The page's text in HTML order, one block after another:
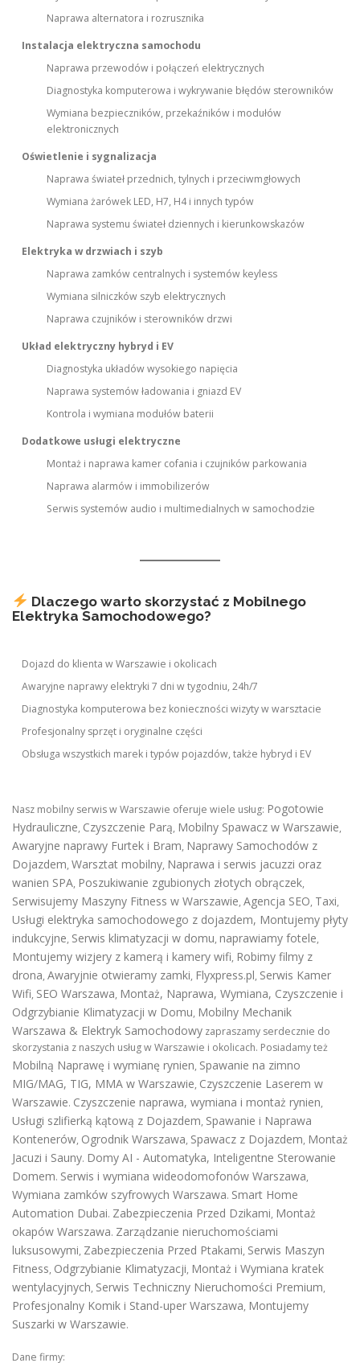
Naprawa alternatora i rozrusznika
Instalacja elektryczna samochodu
Naprawa przewodów i połączeń elektrycznych
Diagnostyka komputerowa i wykrywanie błędów sterowników
Wymiana bezpieczników, przekaźników i modułów
elektronicznych
Oświetlenie i sygnalizacja
Naprawa świateł przednich, tylnych i przeciwmgłowych
Wymiana żarówek LED, H7, H4 i innych typów
Naprawa systemu świateł dziennych i kierunkowskazów
Elektryka w drzwiach i szyb
Naprawa zamków centralnych i systemów keyless
Wymiana silniczków szyb elektrycznych
Naprawa czujników i sterowników drzwi
Układ elektryczny hybryd i EV
Diagnostyka układów wysokiego napięcia
Naprawa systemów ładowania i gniazd EV
Kontrola i wymiana modułów baterii
Dodatkowe usługi elektryczne
Montaż i naprawa kamer cofania i czujników parkowania
Naprawa alarmów i immobilizerów
Serwis systemów audio i multimedialnych w samochodzie
Dlaczego warto skorzystać z Mobilnego
Elektryka Samochodowego?
Dojazd do klienta w Warszawie i okolicach
Awaryjne naprawy elektryki 7 dni w tygodniu, 24h/7
Diagnostyka komputerowa bez konieczności wizyty w warsztacie
Profesjonalny sprzęt i oryginalne części
Obsługa wszystkich marek i typów pojazdów, także hybryd i EV
Nasz mobilny serwis w Warszawie oferuje wiele usług: Pogotowie
Hydrauliczne, Czyszczenie Parą, Mobilny Spawacz w Warszawie,
Awaryjne naprawy Furtek i Bram, Naprawy Samochodów z
Dojazdem, Warsztat mobilny, Naprawa i serwis jacuzzi oraz
wanien SPA, Poszukiwanie zgubionych złotych obrączek,
Serwisujemy Maszyny Fitness w Warszawie, Agencja SEO, Taxi,
Usługi elektryka samochodowego z dojazdem, Montujemy płyty
indukcyjne, Serwis klimatyzacji w domu, naprawiamy fotele,
Montujemy wizjery z kamerą i kamery wifi, Robimy filmy z
drona, Awaryjnie otwieramy zamki, Flyxpress.pl, Serwis Kamer
Wifi, SEO Warszawa, Montaż, Naprawa, Wymiana, Czyszczenie i
Odgrzybianie Klimatyzacji w Domu, Mobilny Mechanik
Warszawa & Elektryk Samochodowy zapraszamy serdecznie do
skorzystania z naszych usług w Warszawie i okolicach. Posiadamy też
Mobilną Naprawę i wymianę rynien, Spawanie na zimno
MIG/MAG, TIG, MMA w Warszawie, Czyszczenie Laserem w
Warszawie. Czyszczenie naprawa, wymiana i montaż rynien,
Usługi szlifierką kątową z Dojazdem, Spawanie i Naprawa
Kontenerów, Ogrodnik Warszawa, Spawacz z Dojazdem, Montaż
Jacuzi i Sauny. Domy AI - Automatyka, Inteligentne Sterowanie
Domem. Serwis i wymiana wideodomofonów Warszawa,
Wymiana zamków szyfrowych Warszawa. Smart Home
Automation Dubai. Zabezpieczenia Przed Dzikami, Montaż
okapów Warszawa. Zarządzanie nieruchomościami
luksusowymi, Zabezpieczenia Przed Ptakami, Serwis Maszyn
Fitness, Odgrzybianie Klimatyzacji, Montaż i Wymiana kratek
wentylacyjnych, Serwis Techniczny Nieruchomości Premium,
Profesjonalny Komik i Stand-uper Warszawa, Montujemy
Suszarki w Warszawie.
Dane firmy: